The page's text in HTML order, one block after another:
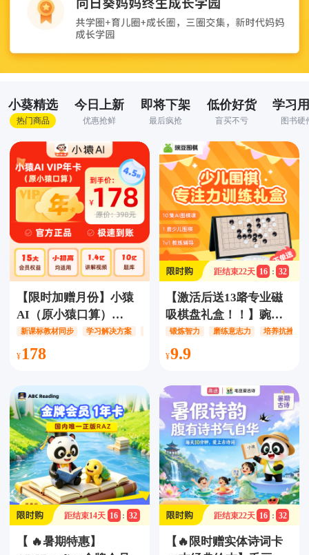
小葵精选
热门商品
今日上新
优惠抢鲜
即将下架
最后疯抢
低价好货
盲买不亏
学习
图书硬
【限时加赠月份】小猿
AI（原小猿口算）
VIP【1年卡/2年卡】，
升级回归！价值千元小
步学免费学，提供全场
景学习解决方案（拍-搜-
测-评一步到位）
新课标教材同步 学习解决方案 拍-搜-测-评
178
距结束14天 16 : 32
【 🔥暑期特惠】
距结束22天 16 : 32
【激活后送13路专业磁
吸棋盘礼盒！！】豌豆
围棋7日训练营‍‍，10集AI
围棋课+1套专业围棋礼
互动/游戏式练习闯关/智
能对弈，让孩子爱上围
棋！
锻炼智力 磨练意志力 培养抗挫力
9.9
距结束22天 16 : 32
【🔥限时赠实体诗词卡